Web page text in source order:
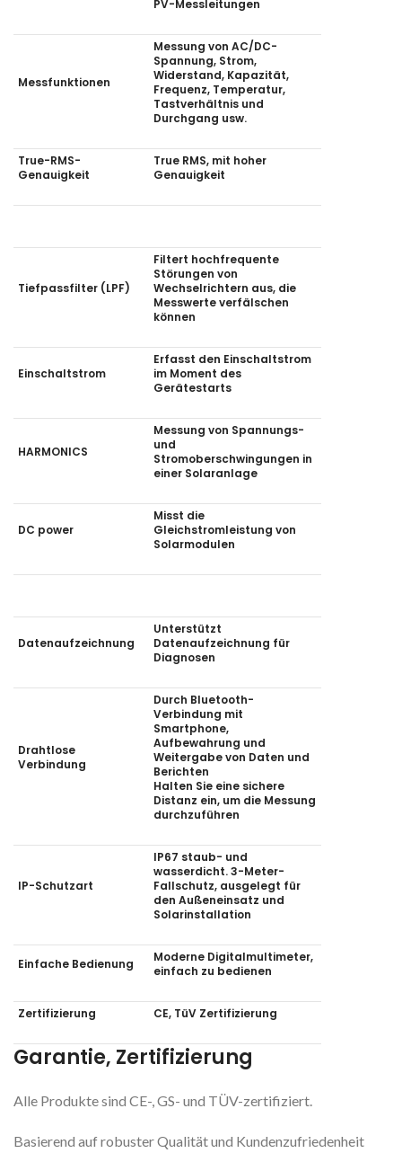
PV-Messleitungen
Messfunktionen
Messung von AC/DC-
Spannung, Strom,
Widerstand, Kapazität,
Frequenz, Temperatur,
Tastverhältnis und
Durchgang usw.
True-RMS-
Genauigkeit
True RMS, mit hoher
Genauigkeit
Tiefpassfilter (LPF)
Filtert hochfrequente
Störungen von
Wechselrichtern aus, die
Messwerte verfälschen
können
Einschaltstrom
Erfasst den Einschaltstrom
im Moment des
Gerätestarts
HARMONICS
Messung von Spannungs-
und
Stromoberschwingungen in
einer Solaranlage
DC power
Misst die
Gleichstromleistung von
Solarmodulen
Datenaufzeichnung
Unterstützt
Datenaufzeichnung für
Diagnosen
Drahtlose
Verbindung
Durch Bluetooth-
Verbindung mit
Smartphone,
Aufbewahrung und
Weitergabe von Daten und
Berichten
Halten Sie eine sichere
Distanz ein, um die Messung
durchzuführen
IP-Schutzart
IP67 staub- und
wasserdicht. 3-Meter-
Fallschutz, ausgelegt für
den Außeneinsatz und
Solarinstallation
Einfache Bedienung
Moderne Digitalmultimeter,
einfach zu bedienen
Zertifizierung CE, TüV Zertifizierung
Garantie, Zertifizierung
Alle Produkte sind CE-, GS- und TÜV-zertifiziert.
Basierend auf robuster Qualität und Kundenzufriedenheit